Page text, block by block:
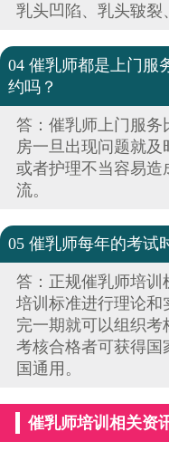
乳头凹陷、乳头皲裂
04 催乳师都是上门服
约吗？
答：催乳师上门服
房一旦出现问题就
或者护理不当容易造
流。
05 催乳师每年的考试
答：正规催乳师培训
培训标准进行理论和
完一期就可以组织考
考核合格者可获得国
国通用。
催乳师培训相关资